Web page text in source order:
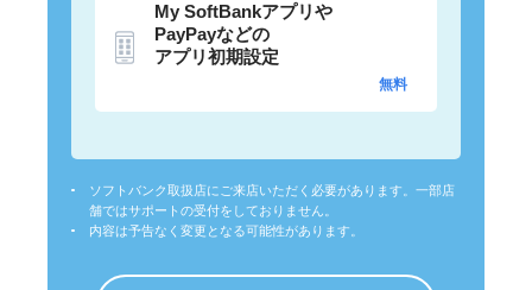
My SoftBankアプリや
PayPayなどの
アプリ初期設定
無料
ソフトバンク取扱店にご来店いただく必要があります。一部店
舗ではサポートの受付をしておりません。
内容は予告なく変更となる可能性があります。